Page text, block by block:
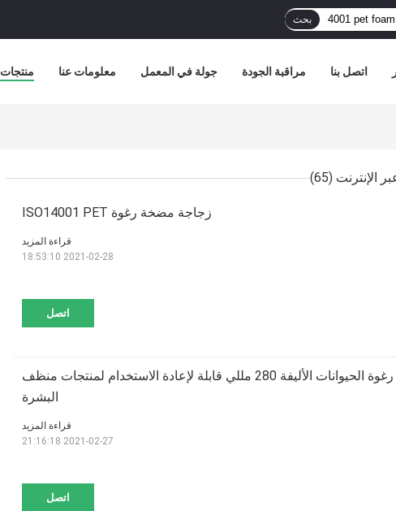
بحث
منتجات معلومات عنا جولة في المعمل مراقبة الجودة اتصل بنا
(65)
زجاجة مضخة رغوة ISO14001 PET
اتصل
قراءة المزيد
2021-02-28 18:53:10
زجاجة مضخة رغوة الحيوانات الأليفة 280 مللي قابلة لإعادة الاستخدام لمنتجات منظف
البشرة
اتصل
قراءة المزيد
2021-02-27 21:16:18